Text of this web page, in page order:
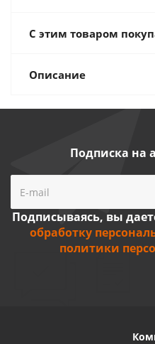
С этим товаром
Описание
Подписка на
Подписываясь, вы
обработку
политики